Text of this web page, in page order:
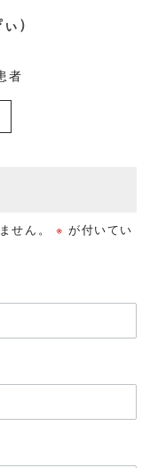
）
者
せん。 ※ が付いてい